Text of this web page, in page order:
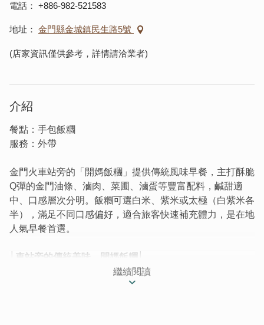
電話 +886-982-521583
地址 金門縣金城鎮民生路5號
(店家資訊僅供參考，詳情請洽業者)
介紹
餐點：手包飯糰
服務：外帶
金門火車站旁的「開媽飯糰」提供傳統風味早餐，主打酥脆
Q彈的金門油條、滷肉、菜圃、滷蛋等豐富配料，鹹甜適
中、口感層次分明。飯糰可選白米、紫米或太極（白紫米各
半），滿足不同口感偏好，適合旅客快速補充體力，是在地
人氣早餐首選。
│車站旁的傳統美味，開媽飯糰│
傳統飯糰是不少人喜愛的早餐之一，要說飯糰不可或缺的配
料，不外乎是油條、菜圃、肉鬆。開媽飯糰每樣都有，還會
繼續閱讀